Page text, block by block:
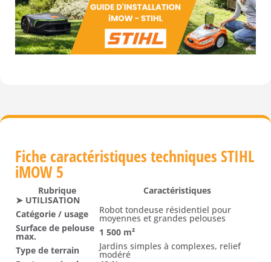
Fiche caractéristiques techniques STIHL
iMOW 5
Rubrique
Caractéristiques
➤ UTILISATION
Catégorie / usage
Robot tondeuse résidentiel pour
moyennes et grandes pelouses
Surface de pelouse
max.
1 500 m²
Type de terrain
Jardins simples à complexes, relief
modéré